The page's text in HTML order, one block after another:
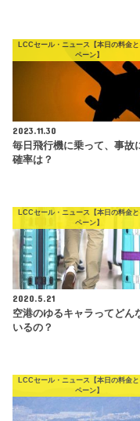
LCCセール・ニュース【本日の料金
ペーン】
2023.11.30
毎日飛行機に乗って、事故
確率は？
LCCセール・ニュース【本日の料金
ペーン】
2020.5.21
空港のゆるキャラってどん
いるの？
LCCセール・ニュース【本日の料金
ペーン】